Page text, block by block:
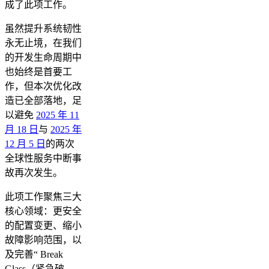
成了此项工作。
虽然提升系统韧性
永无止境，在我们
的开发生命周期中
也始终是首要工
作，但本次优化改
造已全部落地，足
以避免 2025 年 11
月 18 日 与 2025 年
12 月 5 日 的两次
全球性服务中断事
故再次发生。
此项工作聚焦三大
核心领域：更安全
的配置变更、缩小
故障影响范围，以
及完善“ Break